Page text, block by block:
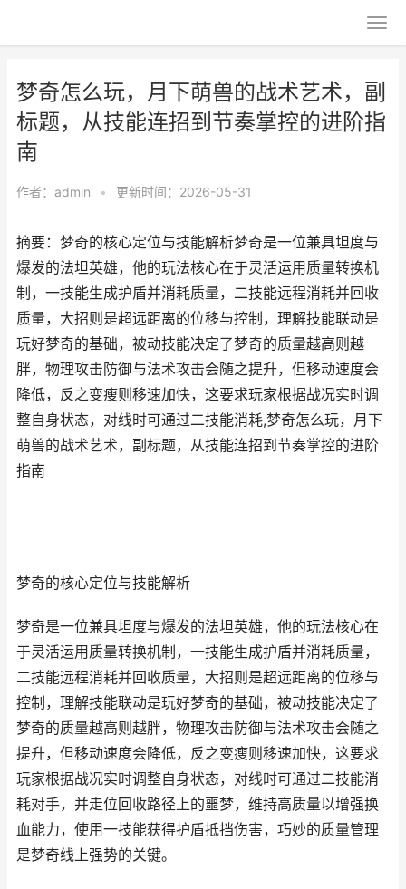
梦奇怎么玩，月下萌兽的战术艺术，副
标题，从技能连招到节奏掌控的进阶指
南
作者： admin • 更新时间：2026-05-31
摘要：梦奇的核心定位与技能解析梦奇是一位兼具坦度与
爆发的法坦英雄，他的玩法核心在于灵活运用质量转换机
制，一技能生成护盾并消耗质量，二技能远程消耗并回收
质量，大招则是超远距离的位移与控制，理解技能联动是
玩好梦奇的基础，被动技能决定了梦奇的质量越高则越
胖，物理攻击防御与法术攻击会随之提升，但移动速度会
降低，反之变瘦则移速加快，这要求玩家根据战况实时调
整自身状态，对线时可通过二技能消耗,梦奇怎么玩，月下
萌兽的战术艺术，副标题，从技能连招到节奏掌控的进阶
指南
梦奇的核心定位与技能解析
梦奇是一位兼具坦度与爆发的法坦英雄，他的玩法核心在
于灵活运用质量转换机制，一技能生成护盾并消耗质量，
二技能远程消耗并回收质量，大招则是超远距离的位移与
控制，理解技能联动是玩好梦奇的基础，被动技能决定了
梦奇的质量越高则越胖，物理攻击防御与法术攻击会随之
提升，但移动速度会降低，反之变瘦则移速加快，这要求
玩家根据战况实时调整自身状态，对线时可通过二技能消
耗对手，并走位回收路径上的噩梦，维持高质量以增强换
血能力，使用一技能获得护盾抵挡伤害，巧妙的质量管理
是梦奇线上强势的关键。